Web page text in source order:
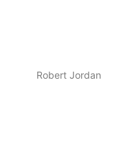
Robert Jordan